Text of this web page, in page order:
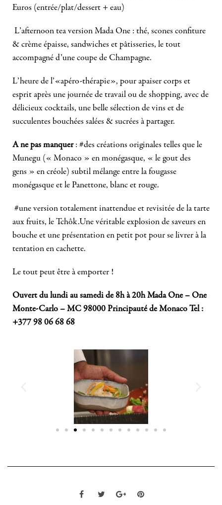
Euros (entrée/plat/dessert + eau)
L’afternoon tea version Mada One : thé, scones confiture
& crème épaisse, sandwiches et pâtisseries, le tout
accompagné d’une coupe de Champagne.
L’heure de l’«apéro-thérapie», pour apaiser corps et
esprit après une journée de travail ou de shopping, avec de
délicieux cocktails, une belle sélection de vins et de
succulentes bouchées salées & sucrées à partager.
A ne pas manquer: #des créations originales telles que le
Munegu (« Monaco » en monégasque, « le gout des
gens » en créole) subtil mélange entre la fougasse
monégasque et le Panettone, blanc et rouge.
#une version totalement inattendue et revisitée de la tarte
aux fruits, le Tchôk.Une véritable explosion de saveurs en
bouche et une présentation en petit pot pour se livrer à la
tentation en cachette.
Le tout peut être à emporter !
Ouvert du lundi au samedi de 8h à 20h Mada One – One
Monte-Carlo – MC 98000 Principauté de Monaco Tel :
+377 98 06 68 68